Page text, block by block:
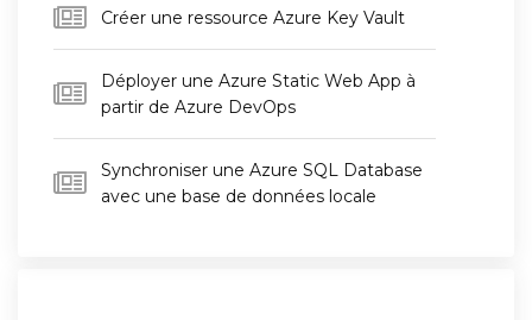
Créer une ressource Azure Key Vault
Déployer une Azure Static Web App à
partir de Azure DevOps
Synchroniser une Azure SQL Database
avec une base de données locale